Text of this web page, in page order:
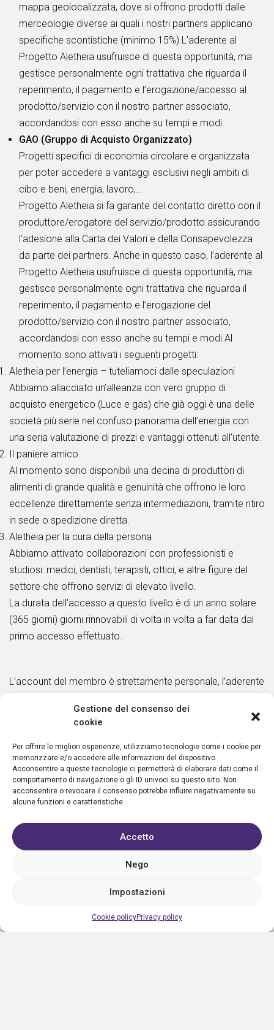
Gestione del consenso dei
cookie
Per offrire le migliori esperienze, utilizziamo tecnologie come i cookie per
memorizzare e/o accedere alle informazioni del dispositivo.
Acconsentire a queste tecnologie ci permetterà di elaborare dati come il
comportamento di navigazione o gli ID univoci su questo sito. Non
acconsentire o revocare il consenso potrebbe influire negativamente su
alcune funzioni e caratteristiche.
Accetto
Nego
Impostazioni
Cookie policyPrivacy policy
mappa geolocalizzata, dove si offrono prodotti dalle
merceologie diverse ai quali i nostri partners applicano
specifiche scontistiche (minimo 15%).L’aderente al
Progetto Aletheia usufruisce di questa opportunità, ma
gestisce personalmente ogni trattativa che riguarda il
reperimento, il pagamento e l’erogazione/accesso al
prodotto/servizio con il nostro partner associato,
accordandosi con esso anche su tempi e modi.
GAO (Gruppo di Acquisto Organizzato)
Progetti specifici di economia circolare e organizzata
per poter accedere a vantaggi esclusivi negli ambiti di
cibo e beni, energia, lavoro,…
Progetto Aletheia si fa garante del contatto diretto con il
produttore/erogatore del servizio/prodotto assicurando
l’adesione alla Carta dei Valori e della Consapevolezza
da parte dei partners. Anche in questo caso, l’aderente al
Progetto Aletheia usufruisce di questa opportunità, ma
gestisce personalmente ogni trattativa che riguarda il
reperimento, il pagamento e l’erogazione del
prodotto/servizio con il nostro partner associato,
accordandosi con esso anche su tempi e modi.Al
momento sono attivati i seguenti progetti:
Aletheia per l’energia – tuteliamoci dalle speculazioni
Abbiamo allacciato un’alleanza con vero gruppo di
acquisto energetico (Luce e gas) che già oggi è una delle
società più serie nel confuso panorama dell’energia con
una seria valutazione di prezzi e vantaggi ottenuti all’utente.
Il paniere amico
Al momento sono disponibili una decina di produttori di
alimenti di grande qualità e genuinità che offrono le loro
eccellenze direttamente senza intermediazioni, tramite ritiro
in sede o spedizione diretta.
Aletheia per la cura della persona
Abbiamo attivato collaborazioni con professionisti e
studiosi: medici, dentisti, terapisti, ottici, e altre figure del
settore che offrono servizi di elevato livello.
La durata dell’accesso a questo livello è di un anno solare
(365 giorni) giorni rinnovabili di volta in volta a far data dal
primo accesso effettuato.
L’account del membro è strettamente personale, l’aderente
accesso al proprio account, nonché per quanto effettuato
Progetto Aletheia non potrà essere ritenuta responsabile
per interruzioni temporanee del servizio, dovute a
disfunzioni della rete internet, a interventi di manutenzione
malfunzionamento dei servizi informatici che essa stessa
acquista da terzi per l’erogazione dei propri servizi.
Legge di riferimento per i rapporti scaturenti dalla
registrazione è la Legge Italiana.